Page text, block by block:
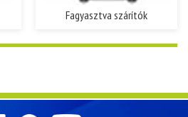
Fagyasztva szárítók